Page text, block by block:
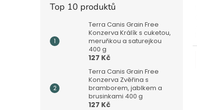
Top 10 produktů
Terra Canis Grain Free
Konzerva Králík s cuketou,
meruňkou a saturejkou
400 g
127 Kč
Terra Canis Grain Free
Konzerva Zvěřina s
bramborem, jablkem a
brusinkami 400 g
127 Kč